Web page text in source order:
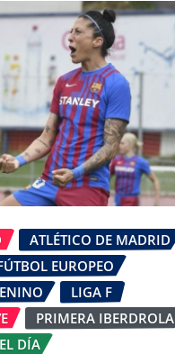
ATLÉTICO DE MADRID
EUROPEO
LIGA F
PRIMERA IBERDROLA
DÍA